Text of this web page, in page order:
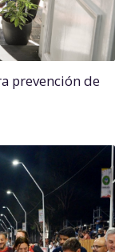
prevención de